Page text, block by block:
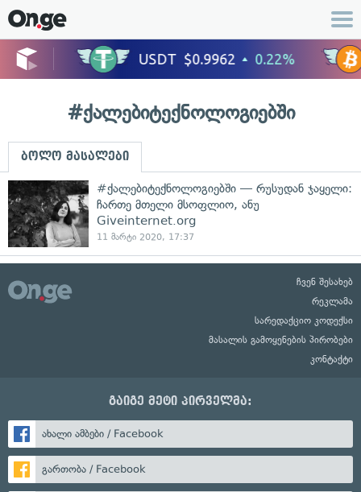
#ქალებიტექნოლოგიებში
ბოლო მასალები
#ქალებიტექნოლოგიებში — რუსუდან ჯაყელი:
ჩართე მთელი მსოფლიო, ანუ
Giveinternet.org
11 მარტი 2020, 17:37
ჩვენ შესახებ
რეკლამა
სარედაქციო კოდექსი
მასალის გამოყენების პირობები
კონტაქტი
გაიგე მეტი პირველმა:
ახალი ამბები / Facebook
გართობა / Facebook